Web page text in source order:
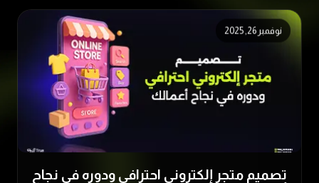
نوفمبر 26, 2025
تصميم متجر إلكتروني احترافي ودوره في نجاح